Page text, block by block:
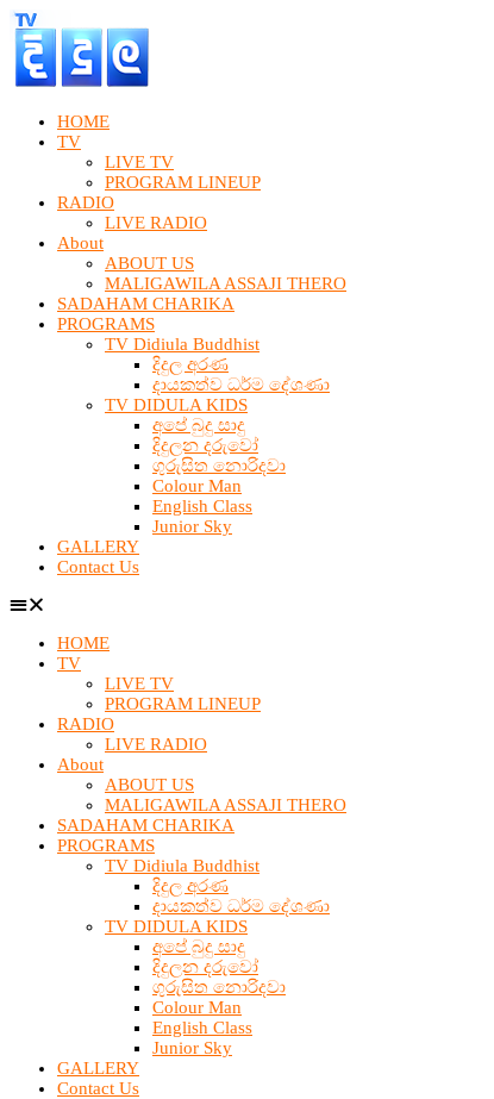
HOME
TV
LIVE TV
PROGRAM LINEUP
RADIO
LIVE RADIO
About
ABOUT US
MALIGAWILA ASSAJI THERO
SADAHAM CHARIKA
PROGRAMS
TV Didiula Buddhist
දිදුල අරණ
දායකත්ව ධර්ම දේශණා
TV DIDULA KIDS
අපේ බුදු සාදු
දිදුලන දරුවෝ
ගුරුසිත නොරිදවා
Colour Man
English Class
Junior Sky
GALLERY
Contact Us
HOME
TV
LIVE TV
PROGRAM LINEUP
RADIO
LIVE RADIO
About
ABOUT US
MALIGAWILA ASSAJI THERO
SADAHAM CHARIKA
PROGRAMS
TV Didiula Buddhist
දිදුල අරණ
දායකත්ව ධර්ම දේශණා
TV DIDULA KIDS
අපේ බුදු සාදු
දිදුලන දරුවෝ
ගුරුසිත නොරිදවා
Colour Man
English Class
Junior Sky
GALLERY
Contact Us